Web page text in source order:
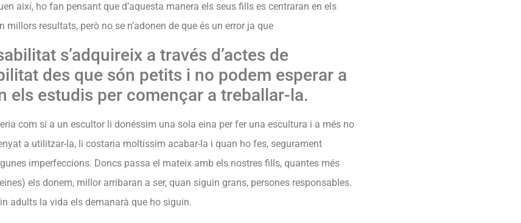
així, ho fan pensant que d’aquesta manera els seus fills es centraran en els
millors resultats, però no se n’adonen de que és un error ja que
s’adquireix a través d’actes de
des que són petits i no podem esperar a
els estudis per començar a treballar-la.
com si a un escultor li donéssim una sola eina per fer una escultura i a més no
a utilitzar-la, li costaria moltíssim acabar-la i quan ho fes, segurament
imperfeccions. Doncs passa el mateix amb els nostres fills, quantes més
els donem, millor arribaran a ser, quan siguin grans, persones responsables.
adults la vida els demanarà que ho siguin.